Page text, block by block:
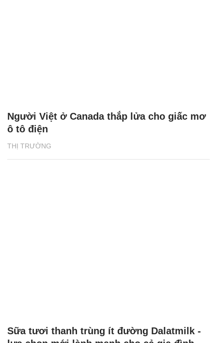
THỊ TRƯỜNG
Người Việt ở Canada thắp lửa cho giấc mơ
ô tô điện
Sữa tươi thanh trùng ít đường Dalatmilk -